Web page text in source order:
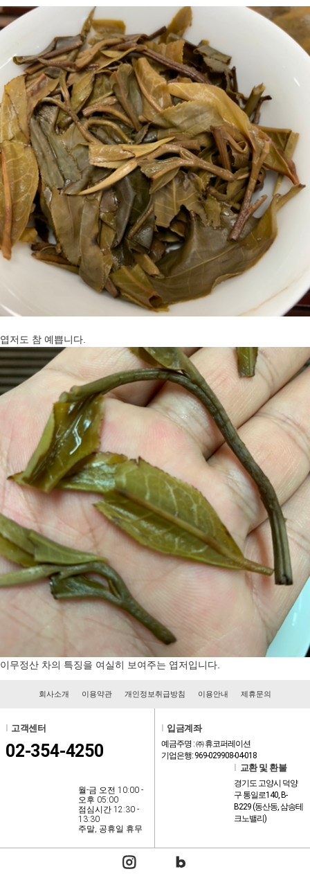
엽저도 참 예쁩니다.
이무정산 차의 특징을 여실히 보여주는 엽저입니다.
회사소개 이용약관 개인정보취급방침 이용안내 제휴문의
고객센터
02-354-4250
월-금 오전 10:00 -
오후 05:00
점심시간 12:30 -
13:30
주말, 공휴일 휴무
입금계좌
예금주명 : ㈜ 휴코퍼레이션
기업은행: 969-029908-04-018
교환 및 환불
경기도 고양시 덕양
구 통일로140, B-
B229 (동산동, 삼송테
크노밸리)